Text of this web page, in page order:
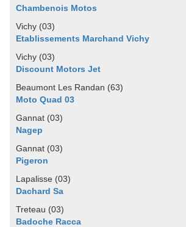
Chambenois Motos
Vichy (03)
Etablissements Marchand Vichy
Vichy (03)
Discount Motors Jet
Beaumont Les Randan (63)
Moto Quad 03
Gannat (03)
Nagep
Gannat (03)
Pigeron
Lapalisse (03)
Dachard Sa
Treteau (03)
Badoche Racca